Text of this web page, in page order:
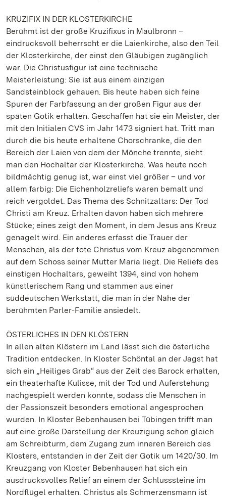
KRUZIFIX IN DER KLOSTERKIRCHE
Berühmt ist der große Kruzifixus in Maulbronn –
eindrucksvoll beherrscht er die Laienkirche, also den Teil
der Klosterkirche, der einst den Gläubigen zugänglich
war. Die Christusfigur ist eine technische
Meisterleistung: Sie ist aus einem einzigen
Sandsteinblock gehauen. Bis heute haben sich feine
Spuren der Farbfassung an der großen Figur aus der
späten Gotik erhalten. Geschaffen hat sie ein Meister, der
mit den Initialen CVS im Jahr 1473 signiert hat. Tritt man
durch die bis heute erhaltene Chorschranke, die den
Bereich der Laien von dem der Mönche trennte, sieht
man den Hochaltar der Klosterkirche. Was heute noch
bildmächtig genug ist, war einst viel größer – und vor
allem farbig: Die Eichenholzreliefs waren bemalt und
reich vergoldet. Das Thema des Schnitzaltars: Der Tod
Christi am Kreuz. Erhalten davon haben sich mehrere
Stücke; eines zeigt den Moment, in dem Jesus ans Kreuz
genagelt wird. Ein anderes erfasst die Trauer der
Menschen, als der tote Christus vom Kreuz abgenommen
auf dem Schoss seiner Mutter Maria liegt. Die Reliefs des
einstigen Hochaltars, geweiht 1394, sind von hohem
künstlerischem Rang und stammen aus einer
süddeutschen Werkstatt, die man in der Nähe der
berühmten Parler-Familie ansiedelt.
ÖSTERLICHES IN DEN KLÖSTERN
In allen alten Klöstern im Land lässt sich die österliche
Tradition entdecken. In Kloster Schöntal an der Jagst hat
sich ein „Heiliges Grab“ aus der Zeit des Barock erhalten,
ein theaterhafte Kulisse, mit der Tod und Auferstehung
nachgespielt werden konnte, sodass die Menschen in
der Passionszeit besonders emotional angesprochen
wurden. In Kloster Bebenhausen bei Tübingen trifft man
auf eine große Darstellung der Kreuzigung schon gleich
am Schreibturm, dem Zugang zum inneren Bereich des
Klosters, entstanden in der Zeit der Gotik um 1420/30. Im
Kreuzgang von Kloster Bebenhausen hat sich ein
ausdrucksvolles Relief an einem der Schlusssteine im
Nordflügel erhalten. Christus als Schmerzensmann ist